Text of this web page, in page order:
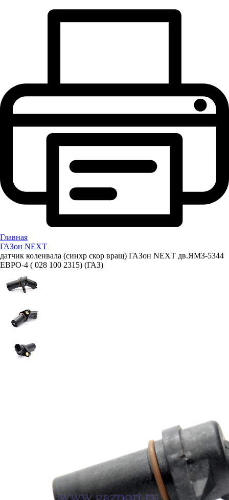
Главная
ГАЗон NEXT
датчик коленвала (синхр скор вращ) ГАЗон NEXT дв.ЯМЗ-5344
ЕВРО-4 ( 028 100 2315) (ГАЗ)